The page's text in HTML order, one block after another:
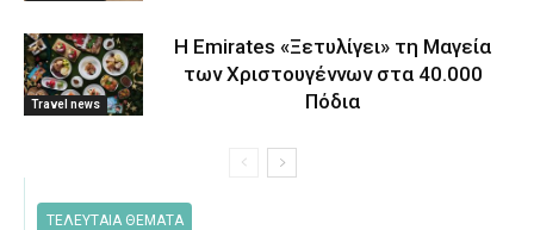
Travel news
Η Emirates «Ξετυλίγει» τη Μαγεία
των Χριστουγέννων στα 40.000
Πόδια
ΤΕΛΕΥΤΑΙΑ ΘΕΜΑΤΑ